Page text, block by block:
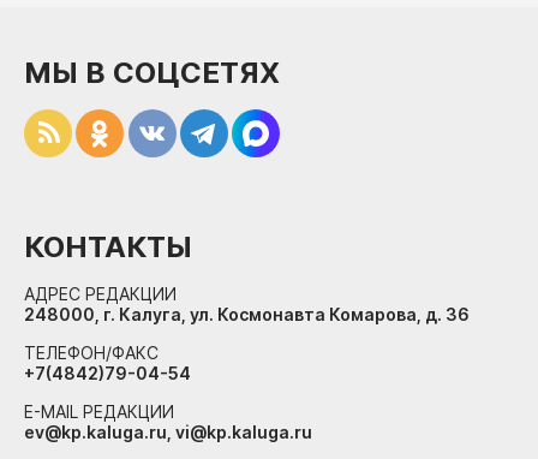
МЫ В СОЦСЕТЯХ
КОНТАКТЫ
АДРЕС РЕДАКЦИИ
248000, г. Калуга, ул. Космонавта Комарова, д. 36
ТЕЛЕФОН/ФАКС
+7(4842)79-04-54
E-MAIL РЕДАКЦИИ
ev@kp.kaluga.ru, vi@kp.kaluga.ru